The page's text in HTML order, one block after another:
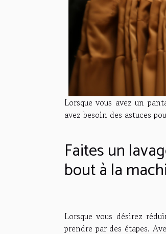
Lorsque vous avez un
avez besoin des astuces
Faites un
bout à la
Lorsque vous désirez
prendre par des étapes.